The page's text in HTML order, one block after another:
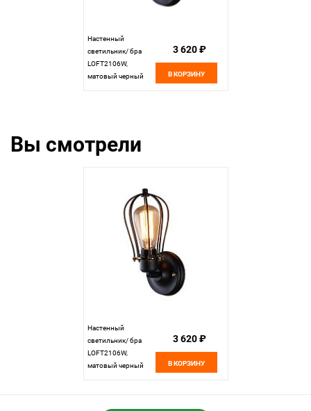
Настенный
светильник/ бра
LOFT2106W,
матовый черный
3 620 ₽
В КОРЗИНУ
Вы смотрели
Настенный
светильник/ бра
LOFT2106W,
матовый черный
3 620 ₽
В КОРЗИНУ